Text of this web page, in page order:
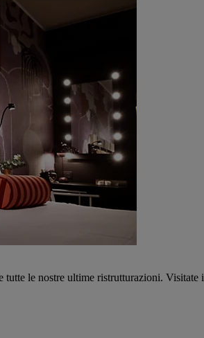
le nostre ultime ristrutturazioni. Visitate